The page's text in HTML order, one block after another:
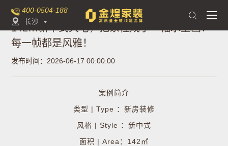
400-0504-188
长沙 

142㎡新中式大宅，把家住成了一幅水墨画！
每一帧都是风雅！
发布时间：2026-06-17 00:00:00
案例简介
类型 | Type ：新房装修
风格 | Style ：新中式
面积 | Area：142㎡